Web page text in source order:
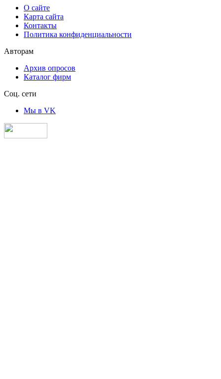
О сайте
Карта сайта
Контакты
Политика конфиденциальности
Авторам
Архив опросов
Каталог фирм
Соц. сети
Мы в VK